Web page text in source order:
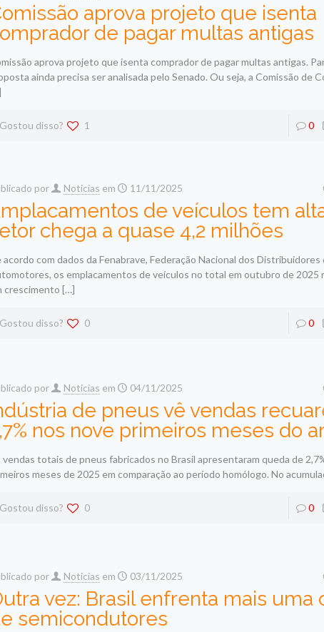
aprova projeto que isenta
de pagar multas antigas
aprova projeto que isenta comprador de pagar multas antigas.
ainda precisa ser analisada pelo Senado. Ou seja, a Comissão de
Gostou disso? 1 0
por Noticias em 11/11/2025
de veículos tem
chega a quase 4,2 milhões
acordo com dados da Fenabrave, Federação Nacional dos Distribuidores
os emplacamentos de veículos no total em outubro de 2025
crescimento […]
Gostou disso? 0 0
por Noticias em 04/11/2025
de pneus vê vendas
nos nove primeiros meses do
vendas totais de pneus fabricados no Brasil apresentaram queda de
meses de 2025 em comparação ao período homólogo. No
Gostou disso? 0 0
por Noticias em 03/11/2025
vez: Brasil enfrenta mais uma
semicondutores